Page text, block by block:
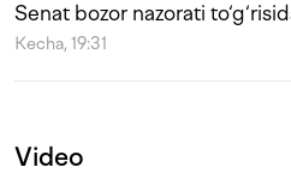
Senat bozor nazorati
Kecha, 19:31
Video